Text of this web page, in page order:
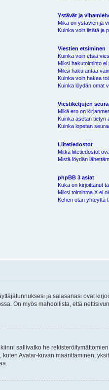
Ystävät ja
Mikä on ystävien ja
Kuinka voin lisätä ja
Viestien etsiminen
Kuinka voin etsiä
Miksi hakutoiminto
Miksi haku antaa
Kuinka voin hakea
Kuinka löydän omat
Viestiketjujen
Mikä ero on
Kuinka asetan tietyn
Kuinka lopetan
Liitetiedostot
Mitkä liitetiedostot
Mistä löydän
phpBB 3 asiat
Kuka on kirjoittanut
Miksi toimintoa X ei
Kehen otan yhteyttä
ja salasanasi ovat
On myös mahdollista, että
sallivatko he
Avatar-kuvan määrittäminen,